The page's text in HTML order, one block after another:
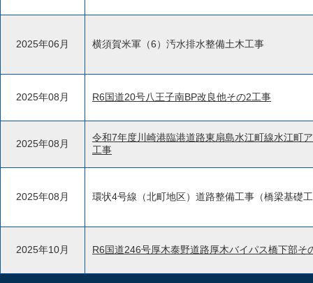
2025年06月 横須賀米軍（6）汚水排水整備土木工事
2025年08月 R6国道20号八王子南BP改良他その2工事
2025年08月
令和7年度川崎港臨港道路東扇島水江町線水江町
工事
2025年08月 環状4号線（北町地区）道路整備工事（橋梁基礎
2025年10月 R6国道246号厚木泰野道路厚木バイパス橋下部そ